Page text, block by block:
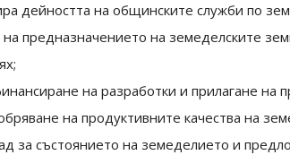
дейността на общинските служби по
предназначението на земеделските
на разработки и прилагане на
на продуктивните качества на
за състоянието на земеделието и